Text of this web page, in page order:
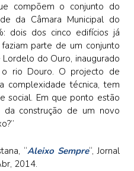
compõem o conjunto do
da Câmara Municipal do
dois dos cinco edifícios já
parte de um conjunto
do Ouro, inaugurado
rio Douro. O projecto de
complexidade técnica, tem
social. Em que ponto estão
construção de um novo
“Aleixo Sempre“, Jornal
2014.